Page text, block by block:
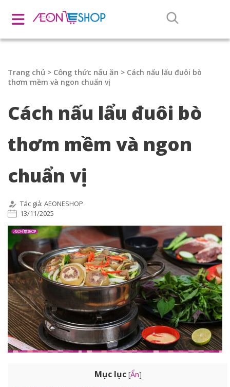
Trang chủ > Công thức nấu ăn > Cách nấu lẩu đuôi bò
thơm mềm và ngon chuẩn vị
Cách nấu lẩu đuôi bò
thơm mềm và ngon
chuẩn vị
Tác giả: AEONESHOP
13/11/2025
Mục lục [Ẩn]